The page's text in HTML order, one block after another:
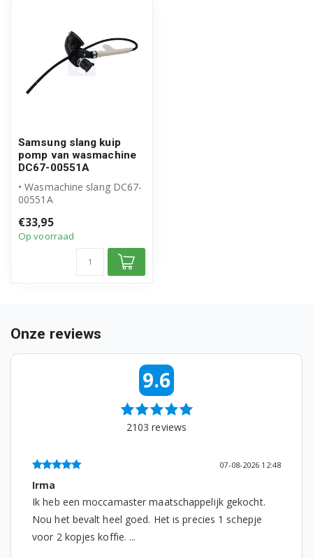
WF70F5E2W2X/EU
WF70F5E2W4W/EU
WF70F5E3P4W/EN
WF70F5E3U4W/EF
WF70F5E3W2W/EO
WF70F5E3W2W/LE
WF70F5E3W4W/EU
WF70F5E5Q4W/EN
WF70F5E5U4W/EO
WF70F5E5U4W/LE
Samsung slang kuip
pomp van wasmachine
DC67-00551A
• Wasmachine slang DC67-
00551A
• Origineel Samsung ...
€33,95
Op voorraad
Onze reviews
9.6
2103 reviews
07-08-2026 12:48
Irma
Ik heb een moccamaster maatschappelijk gekocht.
Nou het bevalt heel goed. Het is precies 1 schepje
voor 2 kopjes koffie. ...